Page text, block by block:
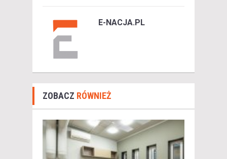
E-NACJA.PL
ZOBACZ RÓWNIEŻ